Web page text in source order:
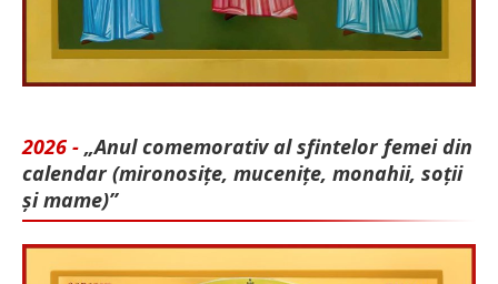
2026 - „Anul comemorativ al sfintelor femei din
calendar (mironosițe, mu­cenițe, monahii, soții
și mame)”